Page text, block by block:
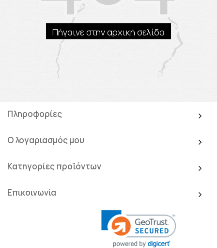
Πήγαινε στην αρχική σελίδα
Πληροφορίες
Ο λογαριασμός μου
Κατηγορίες προϊόντων
Επικοινωνία